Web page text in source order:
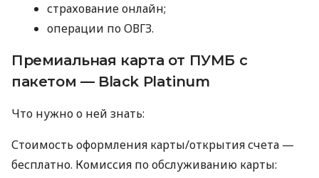
страхование онлайн;
операции по ОВГЗ.
Премиальная карта от ПУМБ с
пакетом — Black Platinum
Что нужно о ней знать:
Стоимость оформления карты/открытия счета —
бесплатно. Комиссия по обслуживанию карты: